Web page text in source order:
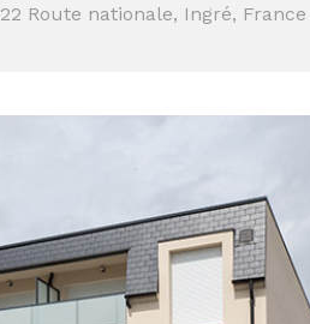
22 Route nationale, Ingré, France